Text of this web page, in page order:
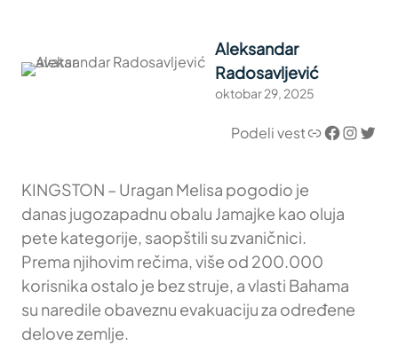
Aleksandar
Radosavljević
oktobar 29, 2025
Podeli vestLink Facebook InstagramTwitter
KINGSTON – Uragan Melisa pogodio je
danas jugozapadnu obalu Jamajke kao oluja
pete kategorije, saopštili su zvaničnici.
Prema njihovim rečima, više od 200.000
korisnika ostalo je bez struje, a vlasti Bahama
su naredile obaveznu evakuaciju za određene
delove zemlje.